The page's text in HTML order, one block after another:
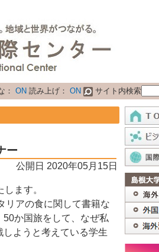
： ON 読み上げ： ON サイト内検索
ー
公開日 2020年05月15日
ます。
リアの食に関して書籍な
50か国旅をして、なぜ私
しようと考えている学生